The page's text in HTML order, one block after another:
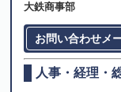
大鉄商事部
お問い合わせメ
人事・経理・